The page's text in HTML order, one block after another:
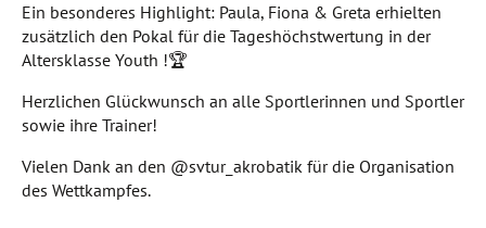
Ein besonderes Highlight: Paula, Fiona & Greta erhielten
zusätzlich den Pokal für die Tageshöchstwertung in der
Altersklasse Youth !🏆
Herzlichen Glückwunsch an alle Sportlerinnen und Sportler
sowie ihre Trainer!
Vielen Dank an den @svtur_akrobatik für die Organisation
des Wettkampfes.